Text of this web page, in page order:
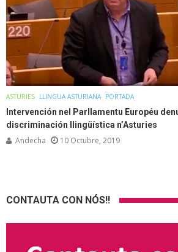
ASTURIES LLINGUA ASTURIANA PORTADA
Intervención nel Parllamentu Européu
discriminación llingüística n’Asturies
Andecha 10 Octubre, 2019
CONTAUTA CON NÓS!!